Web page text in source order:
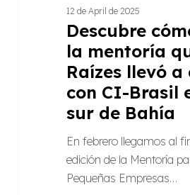
12 de April de 2025
Descubre
la mentoría
Raízes llevó a
con CI-Brasil
sur de Bahía
En febrero llegamos al
edición de la Mentoría
Pequeñas Empresas…